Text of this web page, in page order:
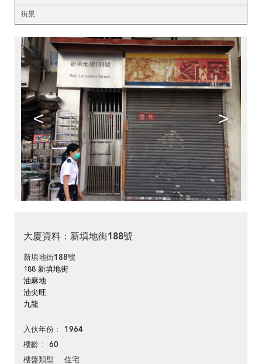
街景
< >
大廈資料：新填地街188號
新填地街188號
188 新填地街
油麻地
油尖旺
九龍
入伙年份 1964
樓齡 60
樓盤類型 住宅